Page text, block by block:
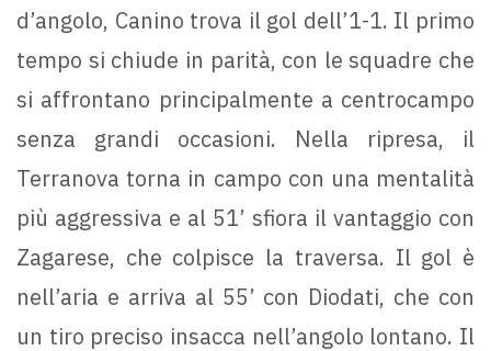
d’angolo, Canino trova il gol dell’1-1. Il primo
tempo si chiude in parità, con le squadre che
si affrontano principalmente a centrocampo
senza grandi occasioni. Nella ripresa, il
Terranova torna in campo con una mentalità
più aggressiva e al 51’ sfiora il vantaggio con
Zagarese, che colpisce la traversa. Il gol è
nell’aria e arriva al 55’ con Diodati, che con
un tiro preciso insacca nell’angolo lontano. Il